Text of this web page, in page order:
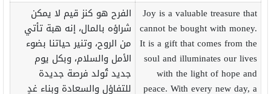
Joy is a valuable treasure that
cannot be bought with money.
It is a gift that comes from the
soul and illuminates our lives
with the light of hope and
peace. With every new day, a
الفرح هو كنز قيم لا يمكن
شراؤه بالمال، إنه هبة تأتي
من الروح، وتنير حياتنا بضوء
الأمل والسلام، وبكل يوم
جديد تُولد فرصة جديدة
للتفاؤل والسعادة وبناء غدٍ